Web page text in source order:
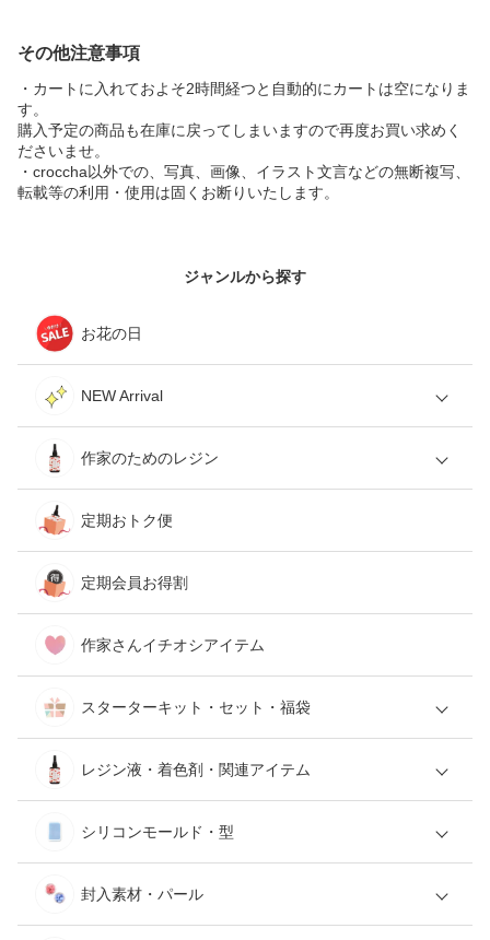
その他注意事項
・カートに入れておよそ2時間経つと自動的にカートは空になりま
す。
購入予定の商品も在庫に戻ってしまいますので再度お買い求めく
ださいませ。
・croccha以外での、写真、画像、イラスト文言などの無断複写、
転載等の利用・使用は固くお断りいたします。
ジャンルから探す
お花の日
NEW Arrival
作家のためのレジン
定期おトク便
定期会員お得割
作家さんイチオシアイテム
スターターキット・セット・福袋
レジン液・着色剤・関連アイテム
シリコンモールド・型
封入素材・パール